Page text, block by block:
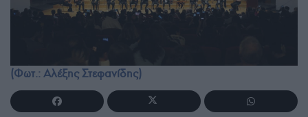
(Φωτ.: Αλέξης Στεφανίδης)